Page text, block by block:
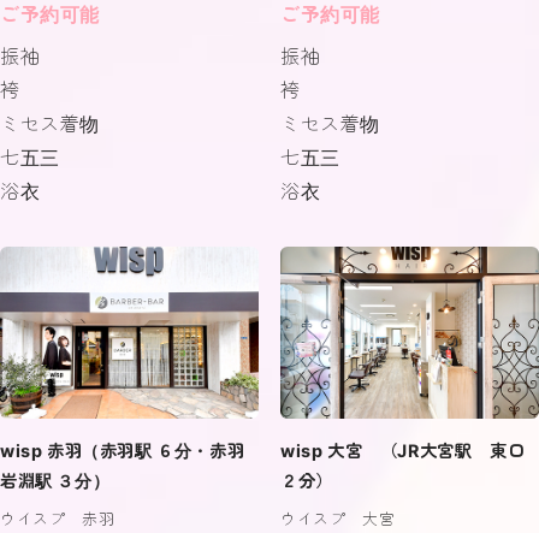
ご予約可能
振袖
袴
ミセス着物
七五三
浴衣
ご予約可能
振袖
袴
ミセス着物
七五三
浴衣
wisp 赤羽（赤羽駅 ６分・赤羽
岩淵駅 ３分）
ウイスプ 赤羽
wisp 大宮 （JR大宮駅 東口
２分）
ウイスプ 大宮